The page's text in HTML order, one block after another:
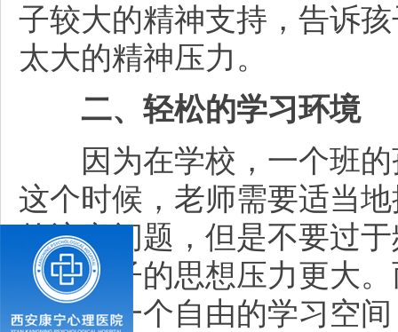
子较大的精神支持，告诉
太大的精神压力。
二、轻松的学习环境
因为在学校，一个班的
这个时候，老师需要适当
的注意问题，但是不要过
会让孩子的思想压力更大
给孩子一个自由的学习空